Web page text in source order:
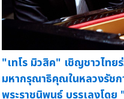
"เทโร มิวสิค" เชิญชาวไทย
มหากรุณาธิคุณในหลวงรัช
พระราชนิพนธ์ บรรเลงโด